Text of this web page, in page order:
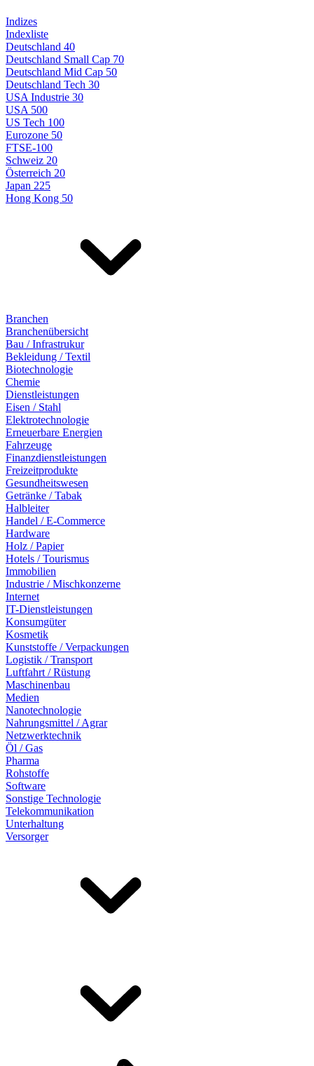
Indizes
Indexliste
Deutschland 40
Deutschland Small Cap 70
Deutschland Mid Cap 50
Deutschland Tech 30
USA Industrie 30
USA 500
US Tech 100
Eurozone 50
FTSE-100
Schweiz 20
Österreich 20
Japan 225
Hong Kong 50
Branchen
Branchenübersicht
Bau / Infrastrukur
Bekleidung / Textil
Biotechnologie
Chemie
Dienstleistungen
Eisen / Stahl
Elektrotechnologie
Erneuerbare Energien
Fahrzeuge
Finanzdienstleistungen
Freizeitprodukte
Gesundheitswesen
Getränke / Tabak
Halbleiter
Handel / E-Commerce
Hardware
Holz / Papier
Hotels / Tourismus
Immobilien
Industrie / Mischkonzerne
Internet
IT-Dienstleistungen
Konsumgüter
Kosmetik
Kunststoffe / Verpackungen
Logistik / Transport
Luftfahrt / Rüstung
Maschinenbau
Medien
Nanotechnologie
Nahrungsmittel / Agrar
Netzwerktechnik
Öl / Gas
Pharma
Rohstoffe
Software
Sonstige Technologie
Telekommunikation
Unterhaltung
Versorger